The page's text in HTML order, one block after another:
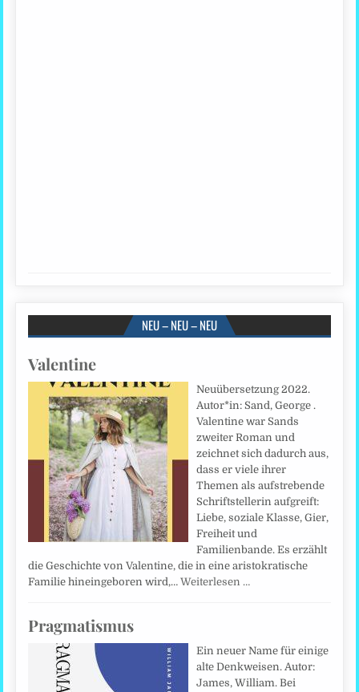
NEU – NEU – NEU
Valentine
Neuübersetzung 2022.
Autor*in: Sand, George .
Valentine war Sands
zweiter Roman und
zeichnet sich dadurch aus,
dass er viele ihrer
Themen als aufstrebende
Schriftstellerin aufgreift:
Liebe, soziale Klasse, Gier,
Freiheit und
Familienbande. Es erzählt
die Geschichte von Valentine, die in eine aristokratische
Familie hineingeboren wird,…Weiterlesen …
Pragmatismus
Ein neuer Name für einige
alte Denkweisen. Autor:
James, William. Bei